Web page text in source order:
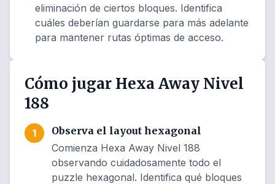
eliminación de ciertos bloques. Identifica
cuáles deberían guardarse para más adelante
para mantener rutas óptimas de acceso.
Cómo jugar Hexa Away Nivel
188
1
Observa el layout hexagonal
Comienza Hexa Away Nivel 188
observando cuidadosamente todo el
puzzle hexagonal. Identifica qué bloques